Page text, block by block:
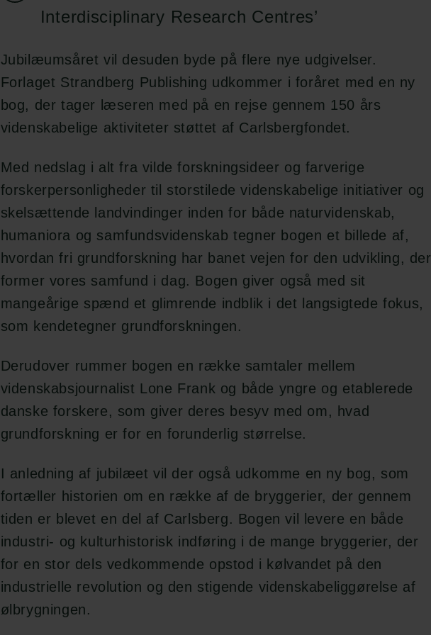
Interdisciplinary Research Centres’
Jubilæumsåret vil desuden byde på flere nye udgivelser.
Forlaget Strandberg Publishing udkommer i foråret med en ny
bog, der tager læseren med på en rejse gennem 150 års
videnskabelige aktiviteter støttet af Carlsbergfondet.
Med nedslag i alt fra vilde forskningsideer og farverige
forskerpersonligheder til storstilede videnskabelige initiativer og
skelsættende landvindinger inden for både naturvidenskab,
humaniora og samfundsvidenskab tegner bogen et billede af,
hvordan fri grundforskning har banet vejen for den udvikling, der
former vores samfund i dag. Bogen giver også med sit
mangeårige spænd et glimrende indblik i det langsigtede fokus,
som kendetegner grundforskningen.
Derudover rummer bogen en række samtaler mellem
videnskabsjournalist Lone Frank og både yngre og etablerede
danske forskere, som giver deres besyv med om, hvad
grundforskning er for en forunderlig størrelse.
I anledning af jubilæet vil der også udkomme en ny bog, som
fortæller historien om en række af de bryggerier, der gennem
tiden er blevet en del af Carlsberg. Bogen vil levere en både
industri- og kulturhistorisk indføring i de mange bryggerier, der
for en stor dels vedkommende opstod i kølvandet på den
industrielle revolution og den stigende videnskabeliggørelse af
ølbrygningen.